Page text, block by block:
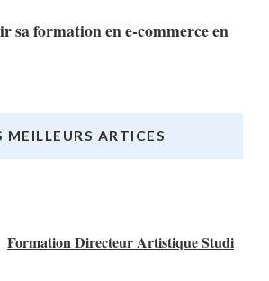
sa formation en e-commerce en
MEILLEURS ARTICES
Formation Directeur Artistique Studi